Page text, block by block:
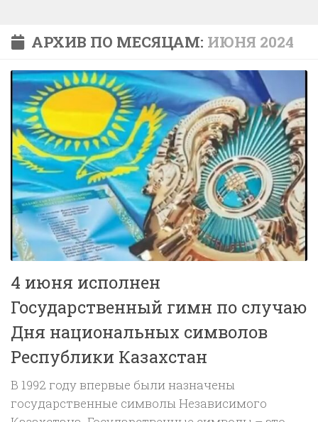
АРХИВ ПО МЕСЯЦАМ: ИЮНЯ 2024
4 июня исполнен
Государственный гимн по случаю
Дня национальных символов
Республики Казахстан
В 1992 году впервые были назначены
государственные символы Независимого